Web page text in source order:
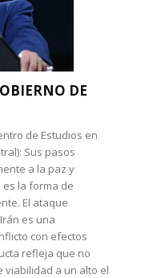
DE
de Estudios en
Sus pasos
a la paz y
la forma de
El ataque
es una
con efectos
refleja que no
viabilidad a un alto el